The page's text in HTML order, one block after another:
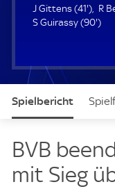
J Gittens (41'4
1
t
) R
S Guirassy (90'9
u
)
Spielbericht
BVB
mit Sieg